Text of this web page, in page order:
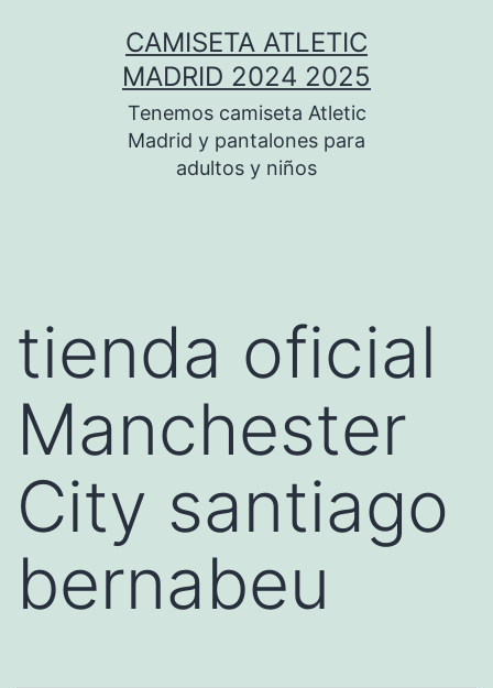
CAMISETA ATLETIC
MADRID 2024 2025
Tenemos camiseta Atletic
Madrid y pantalones para
adultos y niños
tienda oficial
Manchester
City santiago
bernabeu